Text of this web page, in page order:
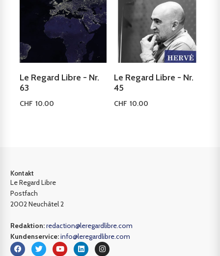
Le Regard Libre - Nr.
63
CHF 10.00
Le Regard Libre - Nr.
45
CHF 10.00
Kontakt
Le Regard Libre
Postfach
2002 Neuchâtel 2
Redaktion:redaction@leregardlibre.com
Kundenservice:info@leregardlibre.com